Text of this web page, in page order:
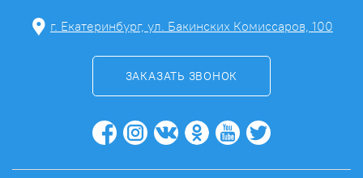
г. Екатеринбург, ул. Бакинских Комиссаров, 100
ЗАКАЗАТЬ ЗВОНОК